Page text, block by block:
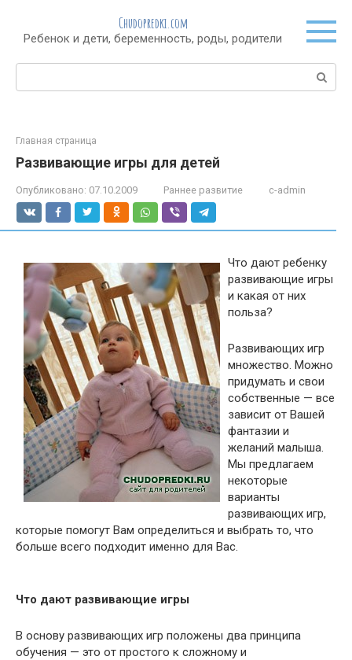
контенту
Chudopredki.com
Ребенок и дети, беременность, роды, родители
Поиск:
Главная страница
Развивающие игры для детей
Опубликовано: 07.10.2009 Раннее развитие c-admin
Что дают ребенку
развивающие игры
и какая от них
польза?
Развивающих игр
множество. Можно
придумать и свои
собственные — все
зависит от Вашей
фантазии и
желаний малыша.
Мы предлагаем
некоторые
варианты
развивающих игр,
которые помогут Вам определиться и выбрать то, что
больше всего подходит именно для Вас.
Что дают развивающие игры
В основу развивающих игр положены два принципа
обучения — это от простого к сложному и